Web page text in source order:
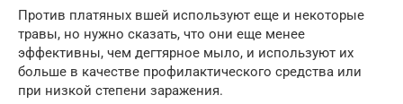
Против платяных вшей используют еще и некоторые
травы, но нужно сказать, что они еще менее
эффективны, чем дегтярное мыло, и используют их
больше в качестве профилактического средства или
при низкой степени заражения.